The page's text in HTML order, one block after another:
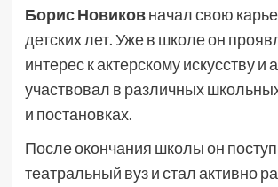
Борис Новиковначал свою
детских лет. Уже в школе он
интерес к актерскому искусству и
участвовал в различных
и постановках.
После окончания школы он
театральный вуз и стал активно